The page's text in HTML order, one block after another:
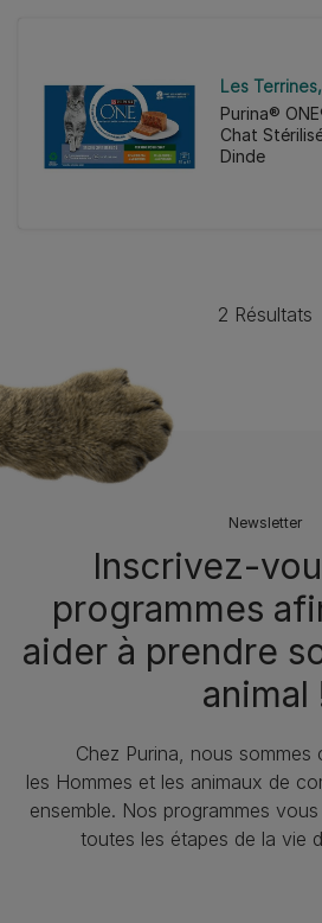
Les Terrines
Purina®
Chat
Dinde
2 Résultats
Newsletter
Inscrivez-
programmes
aider à prendre
animal
Chez Purina, nous sommes
les Hommes et les animaux de
ensemble. Nos programmes
toutes les étapes de la vie